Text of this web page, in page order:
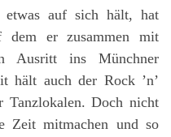
auf sich hält, hat
dem er zusammen mit
Ausritt ins Münchner
hält auch der Rock ’n’
Doch nicht
Zeit mitmachen und so